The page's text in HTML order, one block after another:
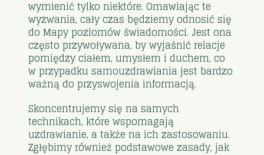
wymienić tylko niektóre. Omawiając te
wyzwania, cały czas będziemy odnosić się
do Mapy poziomów świadomości. Jest ona
często przywoływana, by wyjaśnić relacje
pomiędzy ciałem, umysłem i duchem, co
w przypadku samouzdrawiania jest bardzo
ważną do przyswojenia informacją.
Skoncentrujemy się na samych
technikach, które wspomagają
uzdrawianie, a także na ich zastosowaniu.
Zgłębimy również podstawowe zasady, jak